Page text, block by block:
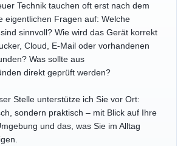
Technik tauchen oft erst nach dem
eigentlichen Fragen auf: Welche
sinnvoll? Wie wird das Gerät korrekt
Cloud, E-Mail oder vorhandenen
Was sollte aus
direkt geprüft werden?
Stelle unterstütze ich Sie vor Ort:
sondern praktisch – mit Blick auf Ihre
und das, was Sie im Alltag